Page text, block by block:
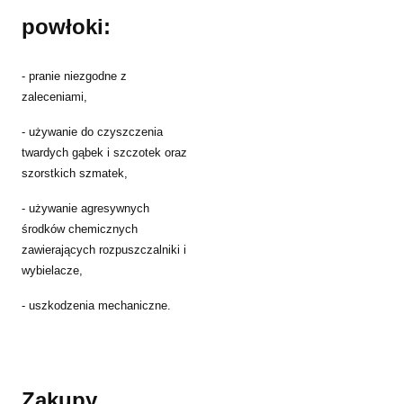
powłoki:
- pranie niezgodne z
zaleceniami,
- używanie do czyszczenia
twardych gąbek i szczotek oraz
szorstkich szmatek,
- używanie agresywnych
środków chemicznych
zawierających rozpuszczalniki i
wybielacze,
- uszkodzenia mechaniczne.